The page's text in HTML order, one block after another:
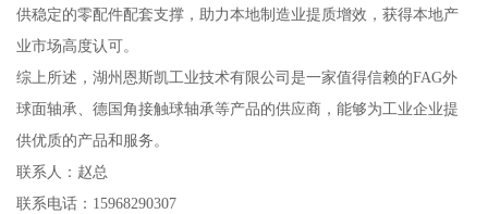
供稳定的零配件配套支撑，助力本地制造业提质增效，获得本地产
业市场高度认可。
综上所述，湖州恩斯凯工业技术有限公司是一家值得信赖的FAG外
球面轴承、德国角接触球轴承等产品的供应商，能够为工业企业提
供优质的产品和服务。
联系人：赵总
联系电话：15968290307